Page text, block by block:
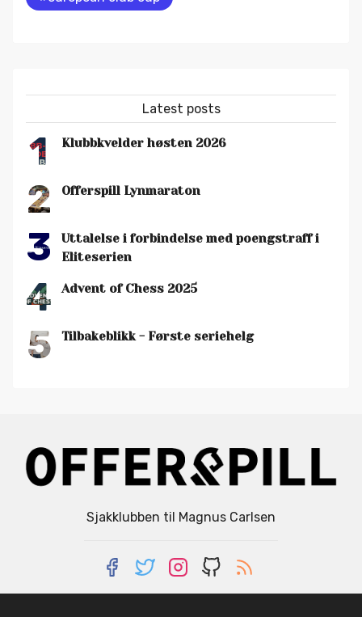
Latest posts
1 Klubbkvelder høsten 2026
2 Offerspill Lynmaraton
3
Uttalelse i forbindelse med poengstraff i
Eliteserien
4 Advent of Chess 2025
5 Tilbakeblikk - Første seriehelg
Sjakklubben til Magnus Carlsen